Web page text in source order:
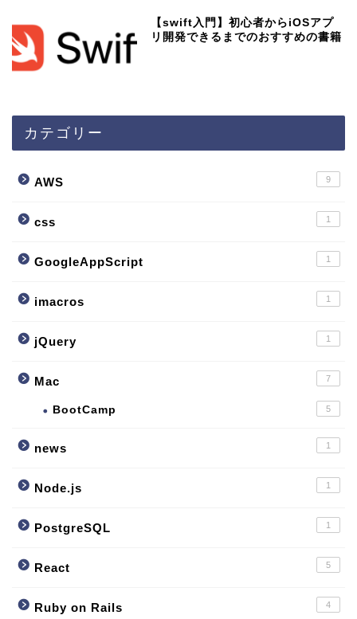
【swift入門】初心者からiOSアプ
リ開発できるまでのおすすめの書籍
カテゴリー
AWS 9
css 1
GoogleAppScript 1
imacros 1
jQuery 1
Mac 7
BootCamp 5
news 1
Node.js 1
PostgreSQL 1
React 5
Ruby on Rails 4